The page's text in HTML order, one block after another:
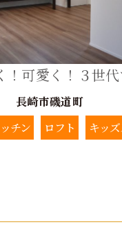
！可愛く！３世
長崎市磯道町
チン
ロフト キッ